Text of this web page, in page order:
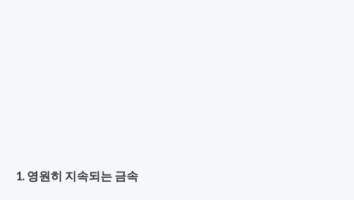
1. 영원히 지속되는 금속